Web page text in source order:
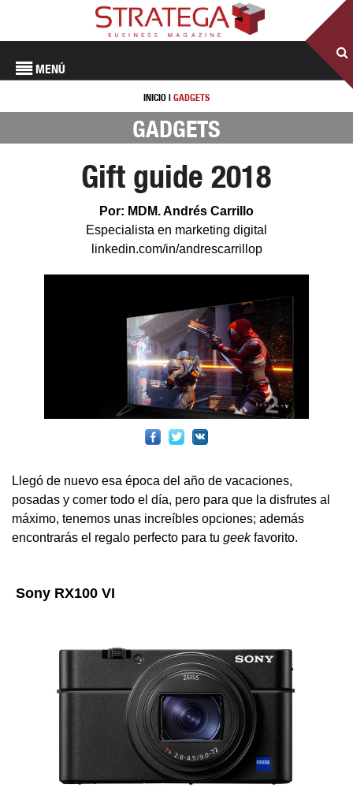
MENÚ
INICIO | GADGETS
GADGETS
Gift guide 2018
Por: MDM. Andrés Carrillo
Especialista en marketing digital
linkedin.com/in/andrescarrillop
Llegó de nuevo esa época del año de vacaciones,
posadas y comer todo el día, pero para que la disfrutes al
máximo, tenemos unas increíbles opciones; además
encontrarás el regalo perfecto para tu geekfavorito.
Sony RX100 VI